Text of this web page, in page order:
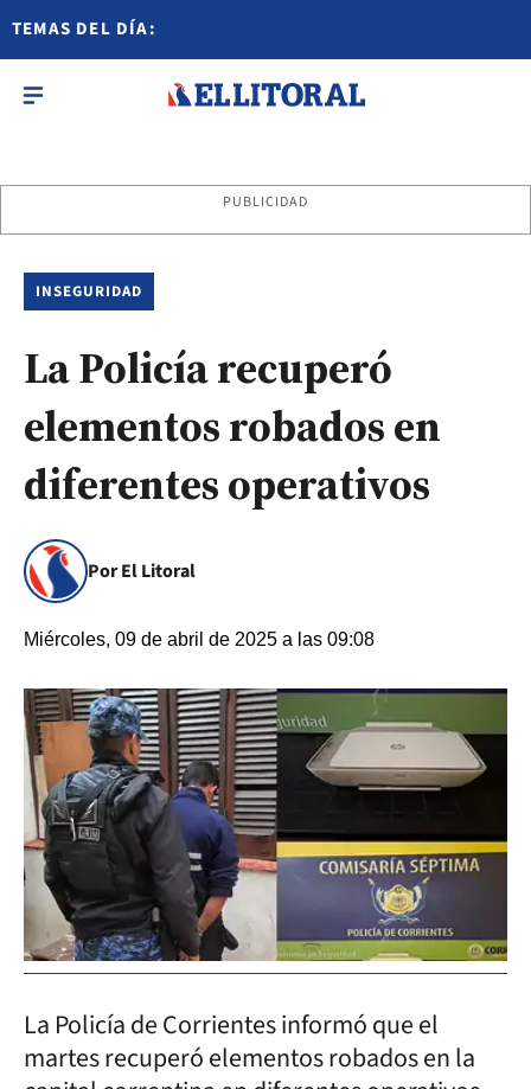
TEMAS DEL DÍA:
PUBLICIDAD
INSEGURIDAD
La Policía recuperó
elementos robados en
diferentes operativos
Por El Litoral
Miércoles, 09 de abril de 2025 a las 09:08
La Policía de Corrientes informó que el
martes recuperó elementos robados en la